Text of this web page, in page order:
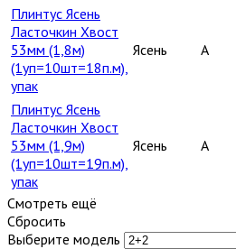
Плинтус Ясень
Ласточкин Хвост
53мм (1,8м)
(1уп=10шт=18п.м),
упак
Ясень A
Плинтус Ясень
Ласточкин Хвост
53мм (1,9м)
(1уп=10шт=19п.м),
упак
Ясень A
Смотреть ещё
Сбросить
Выберите модель